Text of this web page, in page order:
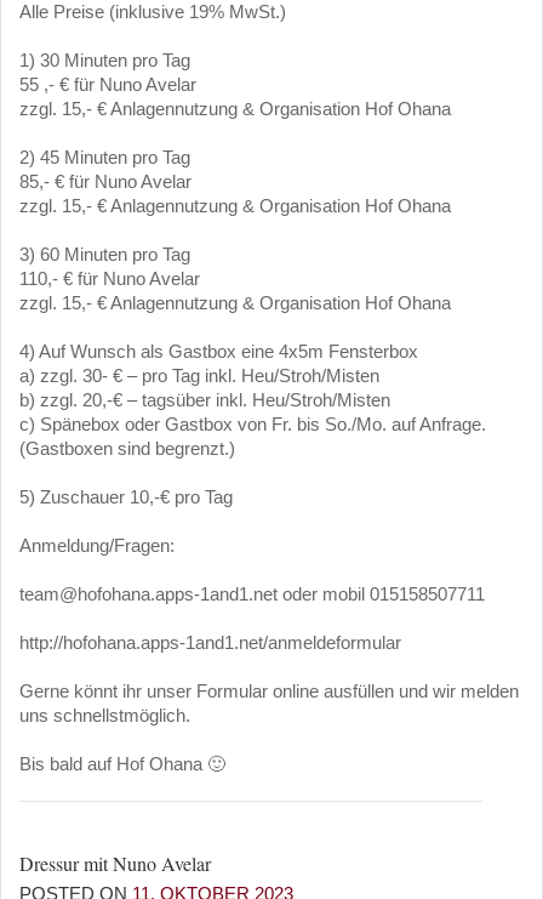
Alle Preise (inklusive 19% MwSt.)
1) 30 Minuten pro Tag
55 ,- € für Nuno Avelar
zzgl. 15,- € Anlagennutzung & Organisation Hof Ohana
2) 45 Minuten pro Tag
85,- € für Nuno Avelar
zzgl. 15,- € Anlagennutzung & Organisation Hof Ohana
3) 60 Minuten pro Tag
110,- € für Nuno Avelar
zzgl. 15,- € Anlagennutzung & Organisation Hof Ohana
4) Auf Wunsch als Gastbox eine 4x5m Fensterbox
a) zzgl. 30- € – pro Tag inkl. Heu/Stroh/Misten
b) zzgl. 20,-€ – tagsüber inkl. Heu/Stroh/Misten
c) Spänebox oder Gastbox von Fr. bis So./Mo. auf Anfrage.
(Gastboxen sind begrenzt.)
5) Zuschauer 10,-€ pro Tag
Anmeldung/Fragen:
team@hofohana.apps-1and1.net oder mobil 015158507711
http://hofohana.apps-1and1.net/anmeldeformular
Gerne könnt ihr unser Formular online ausfüllen und wir melden
uns schnellstmöglich.
Bis bald auf Hof Ohana 🙂
Dressur mit Nuno Avelar
POSTED ON 11. OKTOBER 2023